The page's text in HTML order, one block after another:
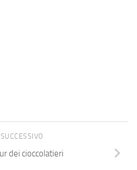
dei cioccolatieri